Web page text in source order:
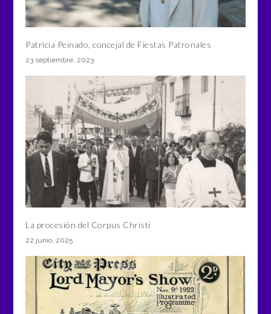
Patricia Peinado, concejal de Fiestas Patronales
23 septiembre, 2023
La procesión del Corpus Christi
22 junio, 2025